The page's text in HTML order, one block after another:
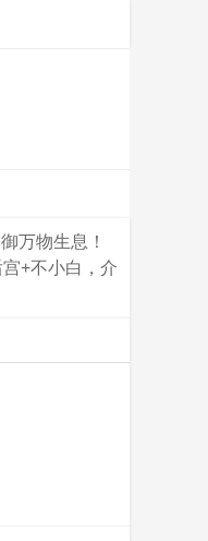
万物生息！
+不小白，介